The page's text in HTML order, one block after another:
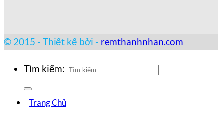
© 2015 - Thiết kế bởi - remthanhnhan.com
Tìm kiếm:
Trang Chủ